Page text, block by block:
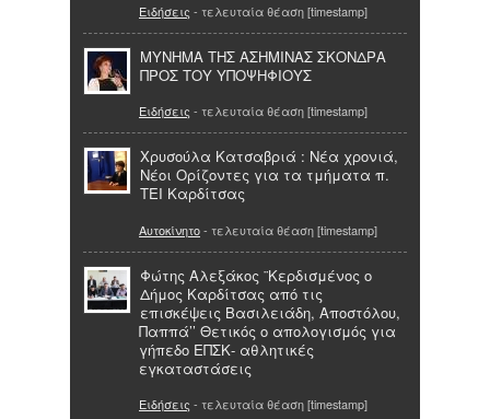
Ειδήσεις - τελευταία θέαση [timestamp]
ΜΥΝΗΜΑ ΤΗΣ ΑΣΗΜΙΝΑΣ ΣΚΟΝΔΡΑ
ΠΡΟΣ ΤΟΥ ΥΠΟΨΗΦΙΟΥΣ
Ειδήσεις - τελευταία θέαση [timestamp]
Χρυσούλα Κατσαβριά : Νέα χρονιά,
Νέοι Ορίζοντες για τα τμήματα π.
ΤΕΙ Καρδίτσας
Αυτοκίνητο- τελευταία θέαση [timestamp]
Φώτης Αλεξάκος ¨Κερδισμένος ο
Δήμος Καρδίτσας από τις
επισκέψεις Βασιλειάδη, Αποστόλου,
Παππά’’ Θετικός ο απολογισμός για
γήπεδο ΕΠΣΚ- αθλητικές
εγκαταστάσεις
Ειδήσεις - τελευταία θέαση [timestamp]